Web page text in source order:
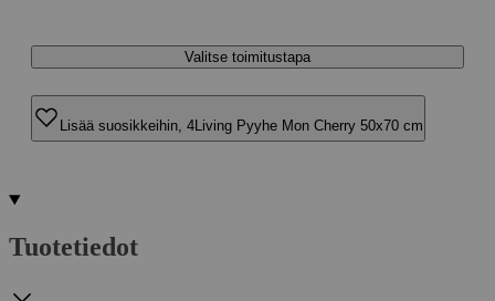
Valitse toimitustapa
Lisää suosikkeihin, 4Living Pyyhe Mon Cherry 50x70 cm
Tuotetiedot